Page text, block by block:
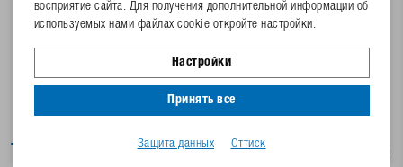
Труба из нерж. стали ½", 75 см, прямая н.р
восприятие сайта. Для получения дополнительной информации об
используемых нами файлах cookie откройте настройки.
Настройки
Принять все
Защита данных Оттиск